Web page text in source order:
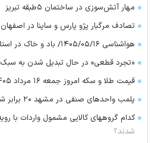
مهار آتش‌سوزی در ساختمان ۵‌طبقه تبریز
تصادف مرگبار پژو پارس و ساینا در اصفهان؛ ۷ کشته و مصدوم
هواشناسی ۱۴۰۵/۰۵/۱۶/ باد و خاک در استان‌ها تا ۵ روز آینده
«تجرد قطعی» در حال تبدیل شدن به
قیمت طلا و سکه امروز جمعه ۱۶ مرداد ۱۴۰۵
پلمب واحدهای صنفی در مشهد ۲۰ برابر شد
کدام گروههای کالایی مشمول واردات با
شدند؟